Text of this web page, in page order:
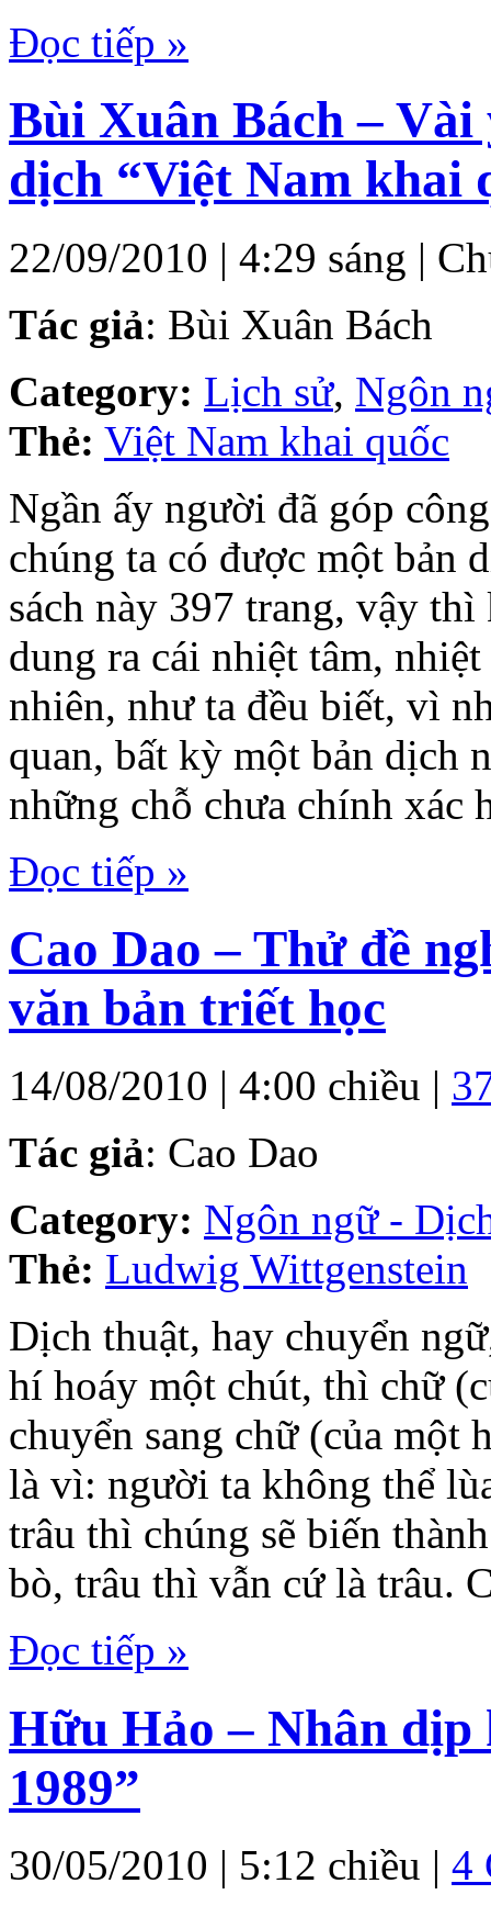
Đọc tiếp »
Bùi Xuân Bách –
dịch “Việt Nam khai
22/09/2010 | 4:29 sáng |
Tác giả: Bùi Xuân Bách
Category: Lịch sử, Ngôn
Thẻ: Việt Nam khai quốc
Ngần ấy người đã góp
chúng ta có được một bản
sách này 397 trang, vậy
dung ra cái nhiệt tâm,
nhiên, như ta đều biết, vì
quan, bất kỳ một bản dịch
những chỗ chưa chính xác
Đọc tiếp »
Cao Dao – Thử đề
văn bản triết học
14/08/2010 | 4:00 chiều |
Tác giả: Cao Dao
Category: Ngôn ngữ -
Thẻ: Ludwig Wittgenstein
Dịch thuật, hay chuyển
hí hoáy một chút, thì chữ
chuyển sang chữ (của một
là vì: người ta không thể
trâu thì chúng sẽ biến
bò, trâu thì vẫn cứ là trâu.
Đọc tiếp »
Hữu Hảo – Nhân
1989”
30/05/2010 | 5:12 chiều | 4